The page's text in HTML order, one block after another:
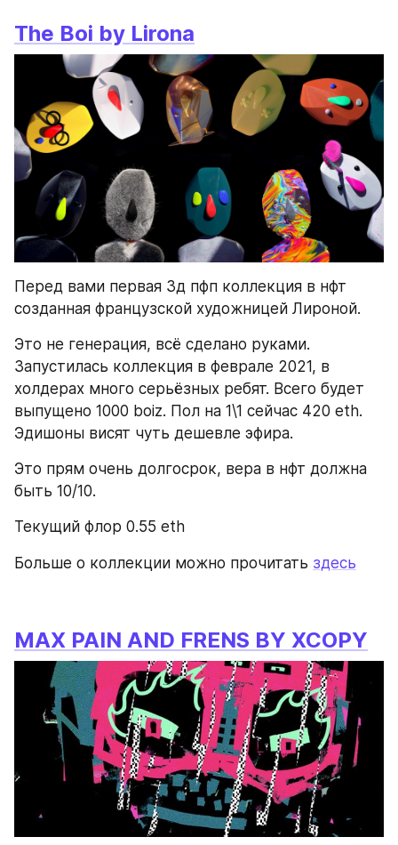
The Boi by Lirona
Перед вами первая 3д пфп коллекция в нфт
созданная французской художницей Лироной.
Это не генерация, всё сделано руками.
Запустилась коллекция в феврале 2021, в
холдерах много серьёзных ребят. Всего будет
выпущено 1000 boiz. Пол на 1\1 сейчас 420 eth.
Эдишоны висят чуть дешевле эфира.
Это прям очень долгосрок, вера в нфт должна
быть 10/10.
Текущий флор 0.55 eth
Больше о коллекции можно прочитать здесь
MAX PAIN AND FRENS BY XCOPY